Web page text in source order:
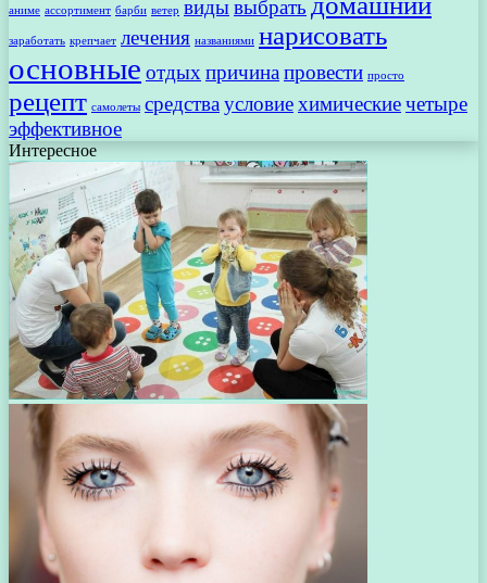
аниме ассортимент барби ветер видывыбрать
заработать крепчает лечения названиями нарисовать
основные отдых причина провести просто
рецепт самолеты средства условиехимическиечетыре
эффективное
Интересное